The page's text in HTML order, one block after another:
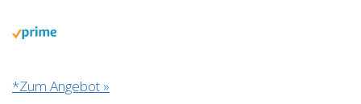
*Zum Angebot »